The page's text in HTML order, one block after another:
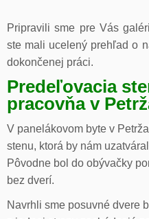
Pripravili sme pre Vás
ste mali ucelený prehľad o
dokončenej práci.
Predeľovacia
pracovňa v
V panelákovom byte v
stenu, ktorá by nám
Pôvodne bol do obývačky
bez dverí.
Navrhli sme posuvné dvere